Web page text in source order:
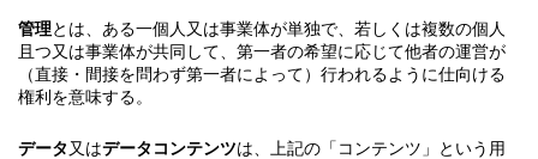
管理とは、ある一個人又は事業体が単独で、若しくは複数の個人
且つ又は事業体が共同して、第一者の希望に応じて他者の運営が
（直接・間接を問わず第一者によって）行われるように仕向ける
権利を意味する。
データ 又はデータコンテンツは、上記の「コンテンツ」という用